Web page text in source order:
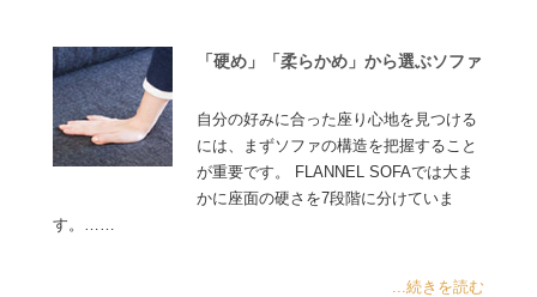
「硬め」「柔らかめ」から選ぶソファ
自分の好みに合った座り心地を見つける
には、まずソファの構造を把握すること
が重要です。 FLANNEL SOFAでは大ま
かに座面の硬さを7段階に分けていま
す。……
...続きを読む